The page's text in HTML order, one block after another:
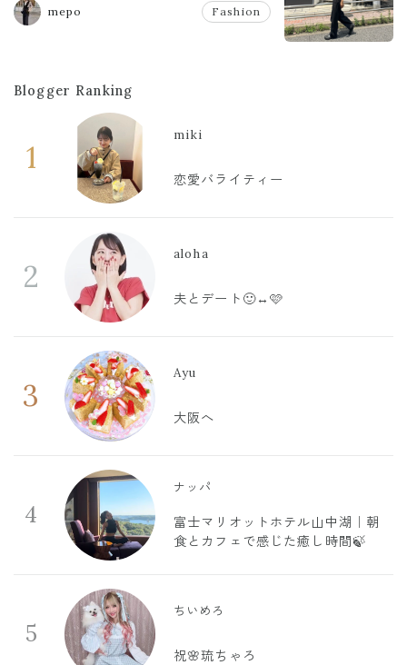
mepo Fashion
Blogger Ranking
1
miki
恋愛バライティー
2
aloha
夫とデート🙂‍↔️🩷
3
Ayu
大阪へ
4
ナッパ
富士マリオットホテル山中湖｜朝
食とカフェで感じた癒し時間🍃
5
ちいめろ
祝🌸琉ちゃろ